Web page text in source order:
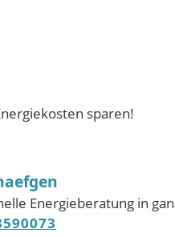
sparen!
Energieberatung in